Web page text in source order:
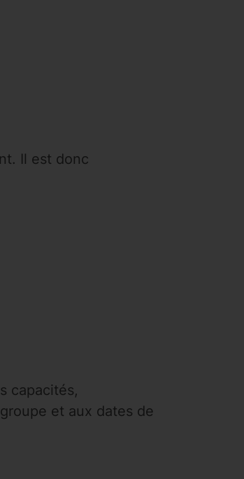
Il est donc
capacités,
et aux dates de